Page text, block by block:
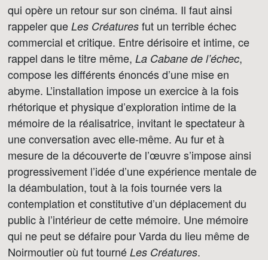
qui opère un retour sur son cinéma. Il faut ainsi
rappeler que Les Créatures fut un terrible échec
commercial et critique. Entre dérisoire et intime, ce
rappel dans le titre même, La Cabane de l’échec,
compose les différents énoncés d’une mise en
abyme. L’installation impose un exercice à la fois
rhétorique et physique d’exploration intime de la
mémoire de la réalisatrice, invitant le spectateur à
une conversation avec elle-même. Au fur et à
mesure de la découverte de l’œuvre s’impose ainsi
progressivement l’idée d’une expérience mentale de
la déambulation, tout à la fois tournée vers la
contemplation et constitutive d’un déplacement du
public à l’intérieur de cette mémoire. Une mémoire
qui ne peut se défaire pour Varda du lieu même de
Noirmoutier où fut tourné Les Créatures.